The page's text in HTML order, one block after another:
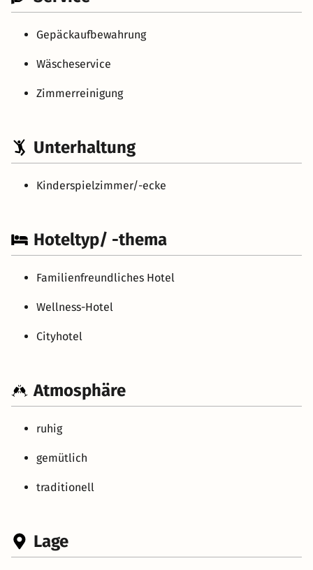
Gepäckaufbewahrung
Wäscheservice
Zimmerreinigung
Unterhaltung
Kinderspielzimmer/-ecke
Hoteltyp/ -thema
Familienfreundliches Hotel
Wellness-Hotel
Cityhotel
Atmosphäre
ruhig
gemütlich
traditionell
Lage